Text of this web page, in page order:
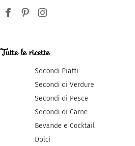
Tutte le ricette
Secondi Piatti
Secondi di Verdure
Secondi di Pesce
Secondi di Carne
Bevande e Cocktail
Dolci